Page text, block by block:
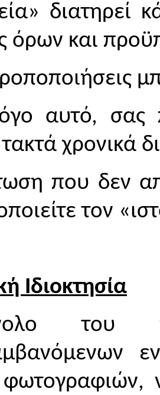
διατηρεί
όρων και
αυτό, σας
χρονικά
που δεν
τον
Ιδιοκτησία
του